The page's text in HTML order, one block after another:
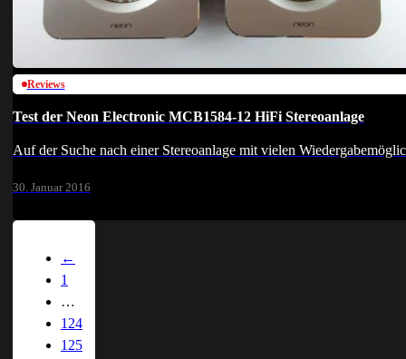
Reviews
Test der Neon Electronic MCB1584-12 HiFi Stereoanlage
Auf der Suche nach einer Stereoanlage mit vielen
30. Januar 2016
←
1
…
124
125